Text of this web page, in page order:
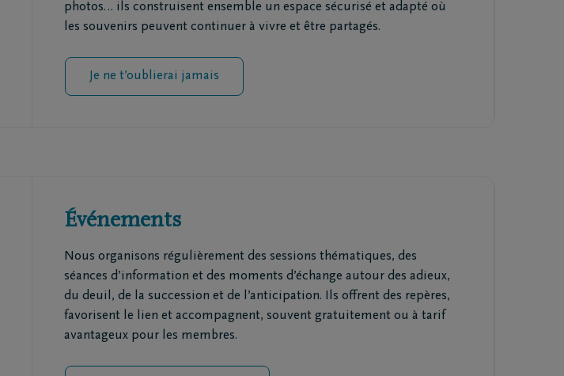
photos… ils construisent ensemble un espace sécurisé et adapté où
les souvenirs peuvent continuer à vivre et être partagés.
Je ne t’oublierai jamais
Événements
Nous organisons régulièrement des sessions thématiques, des
séances d’information et des moments d’échange autour des adieux,
du deuil, de la succession et de l’anticipation. Ils offrent des repères,
favorisent le lien et accompagnent, souvent gratuitement ou à tarif
avantageux pour les membres.